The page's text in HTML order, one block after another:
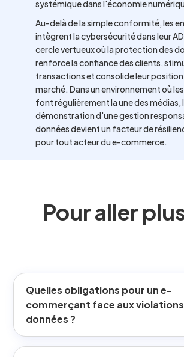
systémique dans l'économie
Au-delà de la simple conformité, les
intègrent la cybersécurité dans leur
cercle vertueux où la protection des
renforce la confiance des clients,
transactions et consolide leur position
marché. Dans un environnement où
font régulièrement la une des médias,
démonstration d'une gestion
données devient un facteur de
pour tout acteur du e-commerce.
Pour aller
Quelles obligations pour un e-
commerçant face aux
données ?